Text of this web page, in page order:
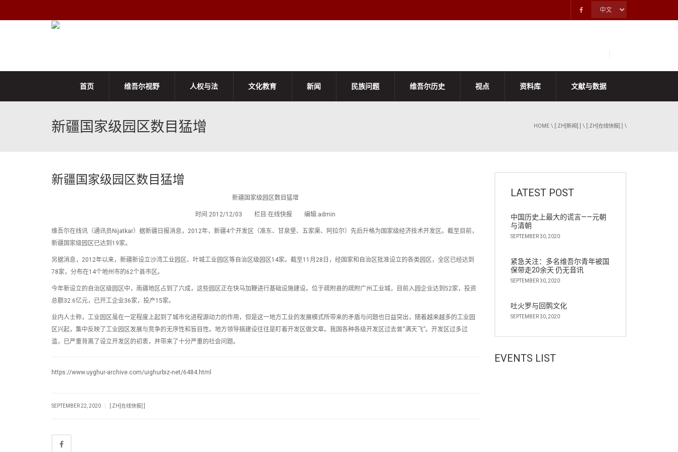
首页 维吾尔视野 人权与法 文化教育 新闻 民族问题 维吾尔历史 视点 资料库 文献与数据
新疆国家级园区数目猛增 HOME \ [:ZH]新闻[:] \ [:ZH]在线快报[:] \
新疆国家级园区数目猛增
新疆国家级园区数目猛增
时间:2012/12/03 栏目:在线快报 编辑:admin
维吾尔在线讯（通讯员Nijatkar）据新疆日报消息，2012年，新疆4个开发区（准东、甘泉堡、五家渠、阿拉尔）先后升格为国家级经济技术开发区。截至目前，
新疆国家级园区已达到19家。
另据消息，2012年以来，新疆新设立沙湾工业园区、叶城工业园区等自治区级园区14家。截至11月28日，经国家和自治区批准设立的各类园区，全区已经达到
78家，分布在14个地州市的62个县市区。
今年新设立的自治区级园区中，南疆地区占到了六成，这些园区正在快马加鞭进行基础设施建设。位于疏附县的疏附广州工业城，目前入园企业达到52家，投资
总额32.6亿元，已开工企业36家，投产15家。
业内人士称，工业园区虽在一定程度上起到了城市化进程源动力的作用，但是这一地方工业的发展模式所带来的矛盾与问题也日益突出，随着越来越多的工业园
区兴起，集中反映了工业园区发展与竞争的无序性和盲目性。地方领导搞建设往往是盯着开发区做文章。我国各种各级开发区过去曾“满天飞”。开发区过多过
滥，已严重背离了设立开发区的初衷，并带来了十分严重的社会问题。
https://www.uyghur-archive.com/uighurbiz-net/6484.html
SEPTEMBER 22, 2020 [:ZH]在线快报[:]
LATEST POST
中国历史上最大的谎言——元朝
与清朝
SEPTEMBER 30, 2020
紧急关注：多名维吾尔青年被国
保带走20余天 仍无音讯
SEPTEMBER 30, 2020
吐火罗与回鹘文化
SEPTEMBER 30, 2020
EVENTS LIST